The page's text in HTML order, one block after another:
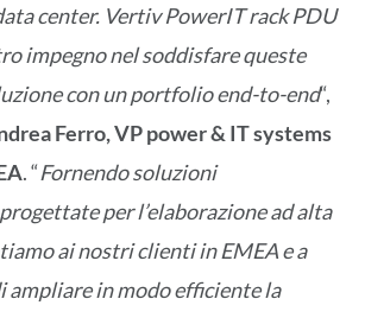
center. Vertiv PowerIT rack PDU
impegno nel soddisfare queste
con un portfolio end-to-end“,
Ferro, VP power & IT systems
. “Fornendo soluzioni
per l’elaborazione ad alta
ai nostri clienti in EMEA e a
ampliare in modo efficiente la